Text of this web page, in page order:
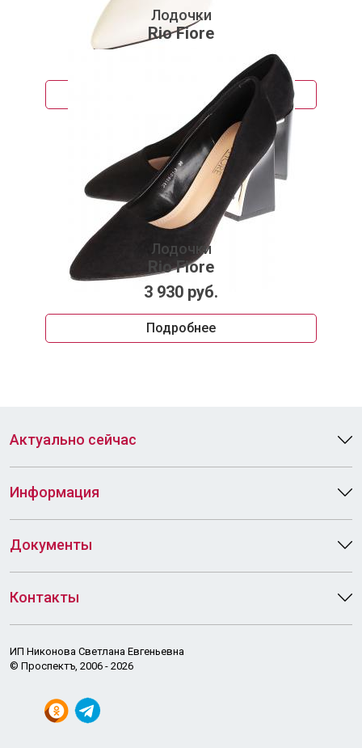
Лодочки
Rio Fiore
Подробнее
Лодочки
Rio Fiore
3 930 руб.
Подробнее
Актуально сейчас
Информация
Документы
Контакты
ИП Никонова Светлана Евгеньевна
© Проспектъ, 2006 - 2026